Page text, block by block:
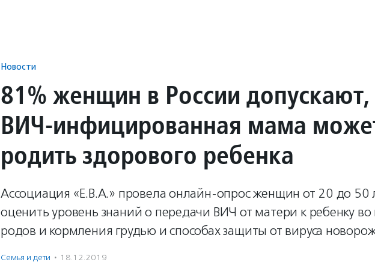
Новости
81% женщин в России допускают,
ВИЧ-инфицированная мама
родить здорового ребенка
Ассоциация «Е.В.А.» провела онлайн-опрос женщин от 20 до 50
оценить уровень знаний о передачи ВИЧ от матери к ребенку во
родов и кормления грудью и способах защиты от вируса
Семья и дети · 18.12.2019